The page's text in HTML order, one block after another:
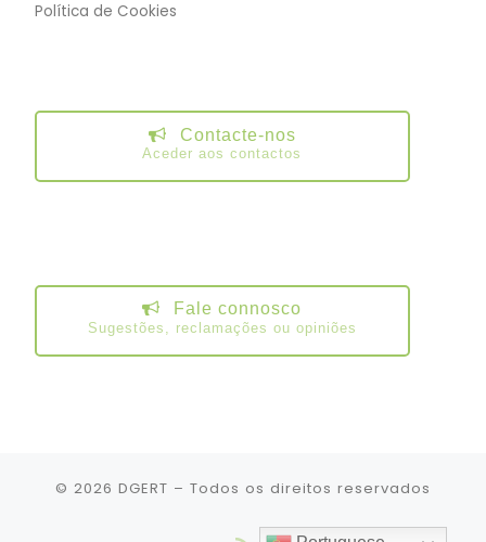
Política de Cookies
Contacte-nos
Aceder aos contactos
Fale connosco
Sugestões, reclamações ou opiniões
© 2026 DGERT – Todos os direitos reservados